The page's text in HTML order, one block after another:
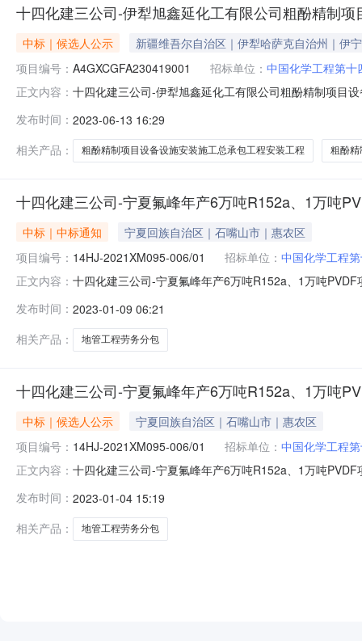
十四化建三公司-伊犁旭鑫延化工有限公司粗酚精制
中标｜候选人公示
新疆维吾尔自治区｜伊犁哈萨克自治州｜伊
项目编号： A4GXCGFA230419001 招标单位： 中国化学工程第十
正文内容： 十四化建三公司-伊犁旭鑫延化工有限公司粗酚精制项目
标候选人公示1.项目信息招标项目编号：
公司粗酚精制项目设备设施安装
发布时间： 2023-06-13 16:29
相关产品：
粗酚精制项目设备设施安装施工总承包工程安装工程 粗酚精
十四化建三公司-宁夏氟峰年产6万吨R152a、1万吨
中标｜中标通知
宁夏回族自治区｜石嘴山市｜惠农区
项目编号： 14HJ-2021XM095-006/01 招标单位： 中国化学工程
正文内容： 十四化建三公司-宁夏氟峰年产6万吨R152a、1万吨
006招标项目名称：十四化建三公司-宁夏氟峰年产6万吨
发布时间： 2023-01-09 06:21
相关产品：
地管工程劳务分包
十四化建三公司-宁夏氟峰年产6万吨R152a、1万吨
中标｜候选人公示
宁夏回族自治区｜石嘴山市｜惠农区
项目编号： 14HJ-2021XM095-006/01 招标单位： 中国化学工程
正文内容： 十四化建三公司-宁夏氟峰年产6万吨R152a、1万吨
006招标项目名称：十四化建三公司-宁夏氟峰年产6万吨
发布时间： 2023-01-04 15:19
相关产品：
地管工程劳务分包